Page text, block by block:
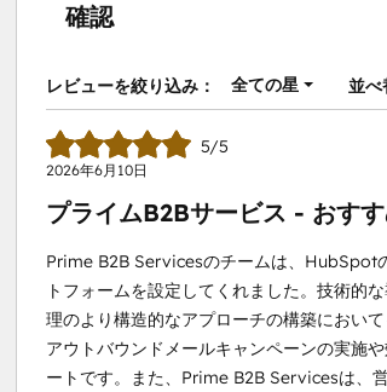
確認
レビューを絞り込み： 全ての星 並べ
5/5
2026年6月10日
プライムB2Bサービス - おす
Prime B2B Servicesのチームは、HubSpot
トフォームを設定してくれました。技術的
理のより構造的なアプローチの構築におい
アウトバウンドメールキャンペーンの実施
ートです。また、Prime B2B Servicesは、